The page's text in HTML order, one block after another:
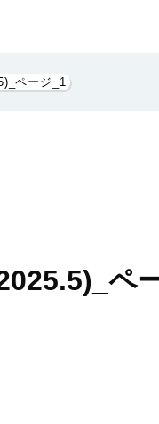
ページ_1
ペ